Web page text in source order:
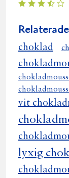
choklad
vit
lyxig